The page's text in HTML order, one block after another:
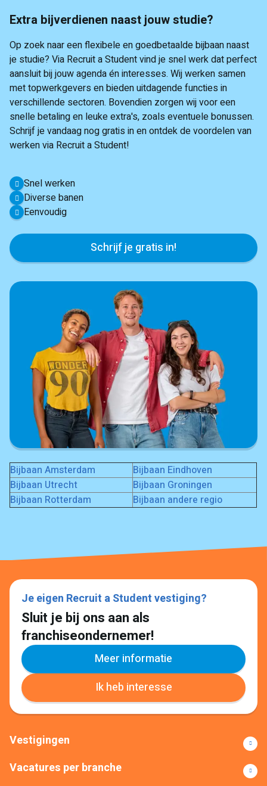
Extra bijverdienen naast jouw studie?
Op zoek naar een flexibele en goedbetaalde bijbaan naast
je studie? Via Recruit a Student vind je snel werk dat perfect
aansluit bij jouw agenda én interesses. Wij werken samen
met topwerkgevers en bieden uitdagende functies in
verschillende sectoren. Bovendien zorgen wij voor een
snelle betaling en leuke extra's, zoals eventuele bonussen.
Schrijf je vandaag nog gratis in en ontdek de voordelen van
werken via Recruit a Student!
Snel werken
Diverse banen
Eenvoudig
Schrijf je gratis in!
Bijbaan Amsterdam
Bijbaan Eindhoven
Bijbaan Utrecht
Bijbaan Groningen
Bijbaan Rotterdam
Bijbaan andere regio
Je eigen Recruit a Student vestiging?
Sluit je bij ons aan als
franchiseondernemer!
Meer informatie
Ik heb interesse
Vestigingen
Vacatures per branche